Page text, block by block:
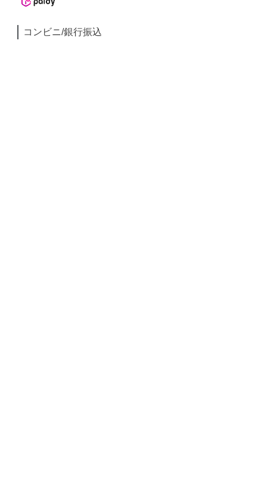
コンビニ/銀行振込